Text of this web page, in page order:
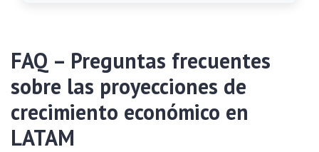
FAQ – Preguntas frecuentes
sobre las proyecciones de
crecimiento económico en
LATAM